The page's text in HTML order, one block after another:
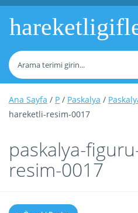
Ana Sayfa / P / Paskalya /
hareketli-resim-0017
paskalya-
resim-0017